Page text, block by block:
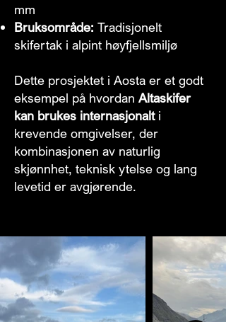
mm
Bruksområde: Tradisjonelt
skifertak i alpint høyfjellsmiljø
Dette prosjektet i Aosta er et godt
eksempel på hvordan Altaskifer
kan brukes internasjonalti
krevende omgivelser, der
kombinasjonen av naturlig
skjønnhet, teknisk ytelse og lang
levetid er avgjørende.